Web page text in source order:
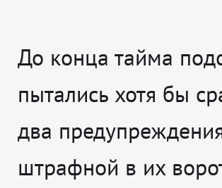
До конца тайма
пытались хотя бы
два
штрафной в их